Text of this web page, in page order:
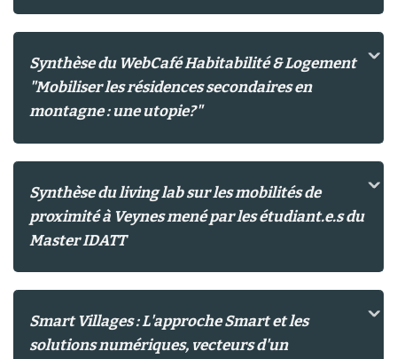
Synthèse du WebCafé Habitabilité & Logement
"Mobiliser les résidences secondaires en
montagne : une utopie?"
Synthèse du living lab sur les mobilités de
proximité à Veynes mené par les étudiant.e.s du
Master IDATT
Smart Villages : L'approche Smart et les
solutions numériques, vecteurs d'un